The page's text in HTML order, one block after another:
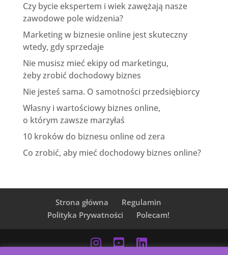
Czy bycie ekspertem i wiek zawężają nasze
zawodowe pole widzenia?
Marketing w biznesie online jest skuteczny
wtedy, gdy sprzedaje
Nie musisz mieć ekipy od marketingu,
żeby zrobić dochodowy biznes
Nie jesteś sama. O samotności przedsiębiorcy
Własny i wartościowy biznes online,
o którym zawsze marzyłaś
10 kroków do biznesu online od zera
Co zrobić, aby mieć dochodowy biznes online?
Strona główna
Regulamin
Polityka Prywatności
Polecam!